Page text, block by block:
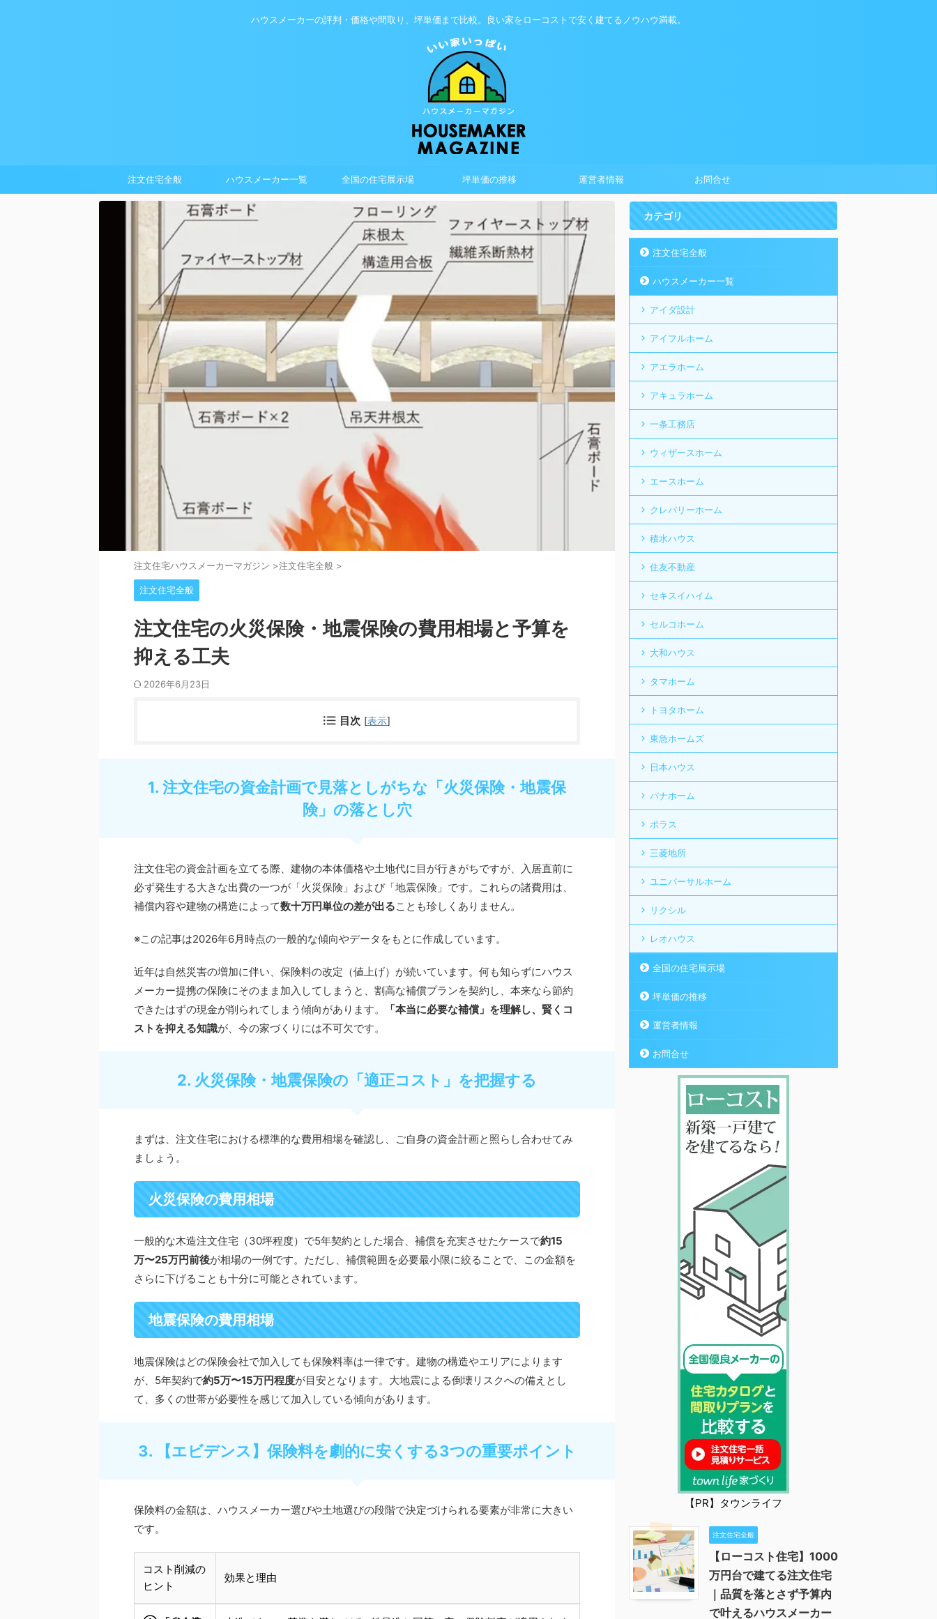
ハウスメーカーの評判・価格や間取り、坪単価まで比較。良い家をローコストで安く建てるノウハウ満載。
注文住宅全般 ハウスメーカー一覧 全国の住宅展示場 坪単価の推移 運営者情報 お問合せ
注⽂住宅ハウスメーカーマガジン >注文住宅全般 >
注文住宅全般
注文住宅の火災保険・地震保険の費用相場と予算を
抑える工夫
2026年6月23日
目次 [表示]
1. 注文住宅の資金計画で見落としがちな「火災保険・地震保
険」の落とし穴
注文住宅の資金計画を立てる際、建物の本体価格や土地代に目が行きがちですが、入居直前に
必ず発生する大きな出費の一つが「火災保険」および「地震保険」です。これらの諸費用は、
補償内容や建物の構造によって数十万円単位の差が出ることも珍しくありません。
※この記事は2026年6月時点の一般的な傾向やデータをもとに作成しています。
近年は自然災害の増加に伴い、保険料の改定（値上げ）が続いています。何も知らずにハウス
メーカー提携の保険にそのまま加入してしまうと、割高な補償プランを契約し、本来なら節約
できたはずの現金が削られてしまう傾向があります。
「本当に必要な補償」を理解し、賢くコ
ストを抑える知識が、今の家づくりには不可欠です。
2. 火災保険・地震保険の「適正コスト」を把握する
まずは、注文住宅における標準的な費用相場を確認し、ご自身の資金計画と照らし合わせてみ
ましょう。
火災保険の費用相場
一般的な木造注文住宅（30坪程度）で5年契約とした場合、補償を充実させたケースで約15
万〜25万円前後が相場の一例です。ただし、補償範囲を必要最小限に絞ることで、この金額を
さらに下げることも十分に可能とされています。
地震保険の費用相場
地震保険はどの保険会社で加入しても保険料率は一律です。建物の構造やエリアによります
が、5年契約で約5万〜15万円程度が目安となります。大地震による倒壊リスクへの備えとし
て、多くの世帯が必要性を感じて加入している傾向があります。
3. 【エビデンス】保険料を劇的に安くする3つの重要ポイント
保険料の金額は、ハウスメーカー選びや土地選びの段階で決定づけられる要素が非常に大きい
です。
コスト削減の
ヒント
効果と理由
カテゴリ
注文住宅全般
ハウスメーカー一覧
アイダ設計
アイフルホーム
アエラホーム
アキュラホーム
一条工務店
ウィザースホーム
エースホーム
クレバリーホーム
積水ハウス
住友不動産
セキスイハイム
セルコホーム
大和ハウス
タマホーム
トヨタホーム
東急ホームズ
日本ハウス
パナホーム
ポラス
三菱地所
ユニバーサルホーム
リクシル
レオハウス
全国の住宅展示場
坪単価の推移
運営者情報
お問合せ
【PR】タウンライフ
注文住宅全般
【ローコスト住宅】1000
万円台で建てる注文住宅
｜品質を落とさず予算内
で叶えるハウスメーカー